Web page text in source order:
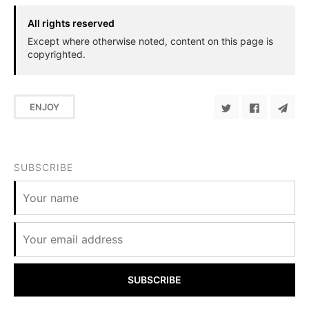
All rights reserved
Except where otherwise noted, content on this page is
copyrighted.
ENJOY
SUBSCRIBE
SUBSCRIBE